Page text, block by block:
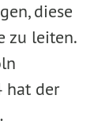
diese
zu leiten.
hat der